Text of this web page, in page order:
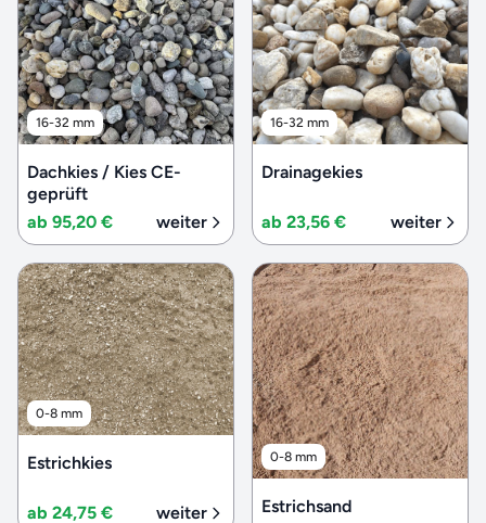
16-32 mm
Dachkies / Kies CE-
geprüft
ab 95,20 €
weiter
16-32 mm
Drainagekies
ab 23,56 € weiter
0-8 mm
Estrichkies
ab 24,75 € weiter
0-8 mm
Estrichsand